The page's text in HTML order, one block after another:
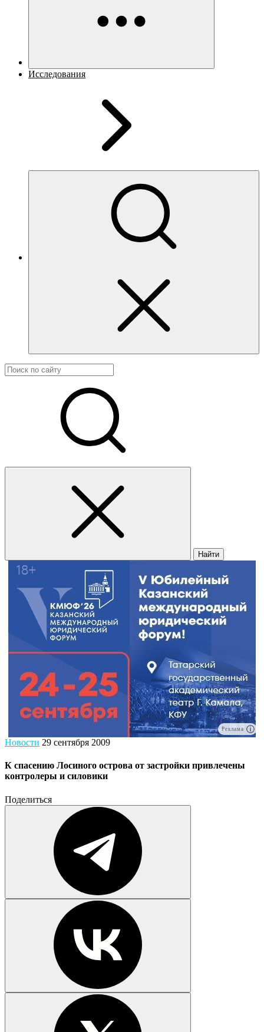
Исследования
Найти
Реклама
Новости 29 сентября 2009
К спасению Лосиного острова от застройки привлечены
контролеры и силовики
Поделиться